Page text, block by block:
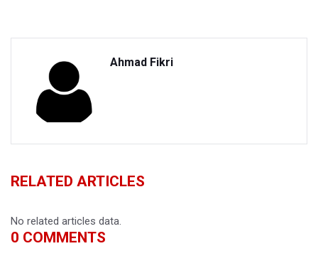
Ahmad Fikri
RELATED ARTICLES
No related articles data.
0 COMMENTS